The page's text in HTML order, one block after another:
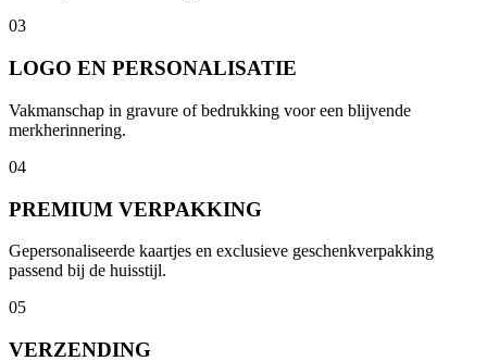
03
LOGO EN PERSONALISATIE
Vakmanschap in gravure of bedrukking voor een blijvende
merkherinnering.
04
PREMIUM VERPAKKING
Gepersonaliseerde kaartjes en exclusieve geschenkverpakking
passend bij de huisstijl.
05
VERZENDING